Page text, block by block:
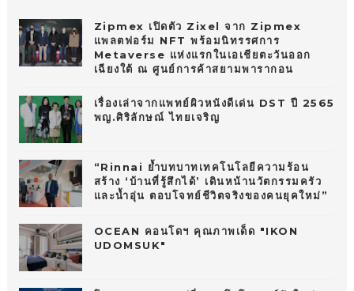
Zipmex เปิดตัว Zixel จาก Zipmex
แพลตฟอร์ม NFT พร้อมนิทรรศการ
Metaverse แห่งแรกในเอเชียตะวันออก
เฉียงใต้ ณ ศูนย์การค้าสยามพารากอน
เรื่องเล่าจากแพทย์ผิวหนังดีเด่น DST ปี 2565
พญ.ศิริลักษณ์ ไทยเจริญ
“Rinnai ย้ำบทบาทเทคโนโลยีความร้อน
สร้าง ‘บ้านที่รู้สึกได้’ เดินหน้านวัตกรรมครัว
และน้ำอุ่น ตอบโจทย์ชีวิตจริงของคนยุคใหม่”
OCEAN คอนโดฯ คุณภาพเด็ด "IKON
UDOMSUK"